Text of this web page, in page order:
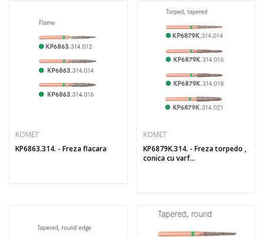
KOMET
KP6863.314. - Freza flacara
KOMET
KP6879K.314. - Freza torpedo ,
conica cu varf...